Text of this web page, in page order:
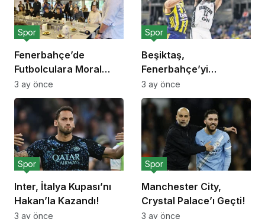
Fenerbahçe’de
Futbolculara Moral
Yemeği!
Spor
3 ay önce
Beşiktaş,
Fenerbahçe’yi
Deplasmanda Yendi!
Spor
3 ay önce
Inter, İtalya Kupası’nı
Hakan’la Kazandı!
Spor
3 ay önce
Manchester City,
Crystal Palace’ı Geçti!
Spor
3 ay önce